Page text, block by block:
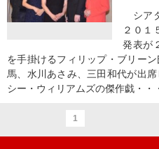
シア
２０１
発表が
を手掛けるフィリップ・ブリー
馬、水川あさみ、三田和代が出
シー・ウィリアムズの傑作戯・・
1